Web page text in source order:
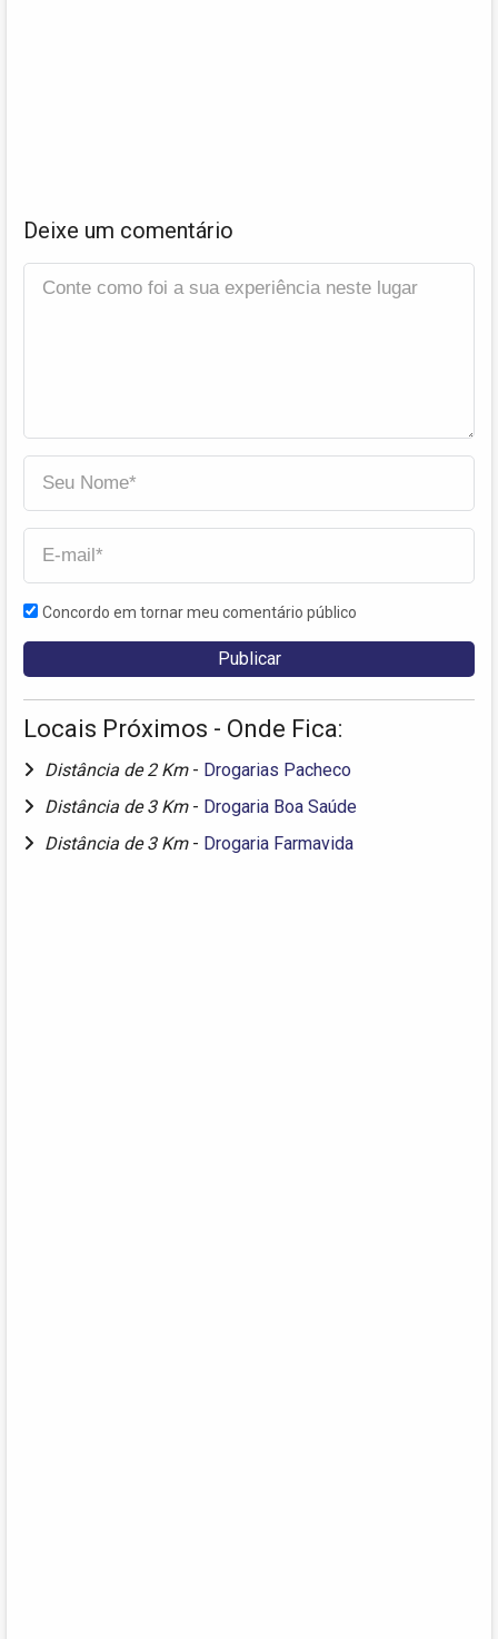
Deixe um comentário
Concordo em tornar meu comentário público
Locais Próximos - Onde Fica:
Distância de 2 Km - Drogarias Pacheco
Distância de 3 Km - Drogaria Boa Saúde
Distância de 3 Km - Drogaria Farmavida